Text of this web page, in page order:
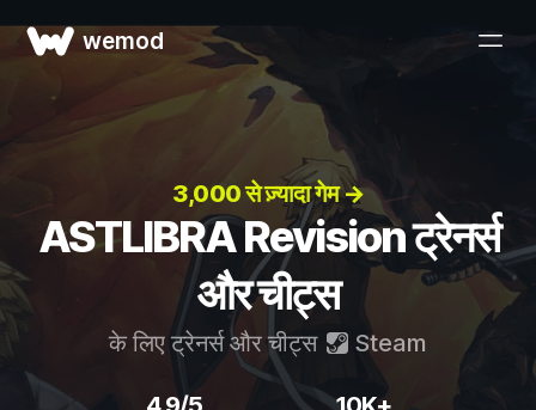
wemod
3,000 से ज़्यादा गेम →
ASTLIBRA Revision ट्रेनर्स
और चीट्स
के लिए ट्रेनर्स और चीट्स Steam